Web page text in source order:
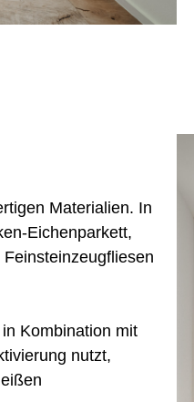
Materialien. In
Eichenparkett,
Kombination mit
nutzt,